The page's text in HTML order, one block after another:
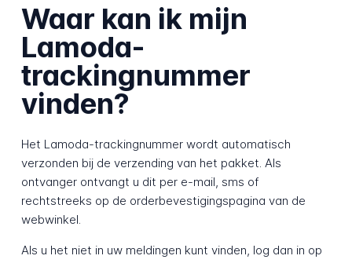
Waar kan ik mijn
Lamoda-
trackingnummer
vinden?
Het Lamoda-trackingnummer wordt automatisch
verzonden bij de verzending van het pakket. Als
ontvanger ontvangt u dit per e-mail, sms of
rechtstreeks op de orderbevestigingspagina van de
webwinkel.
Als u het niet in uw meldingen kunt vinden, log dan in op